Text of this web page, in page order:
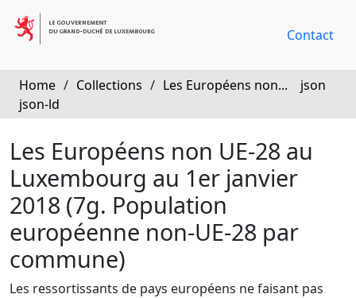
Contact
Home / Collections / Les Européens non...
json
json-ld
Les Européens non UE-28 au
Luxembourg au 1er janvier
2018 (7g. Population
européenne non-UE-28 par
commune)
Les ressortissants de pays européens ne faisant pas